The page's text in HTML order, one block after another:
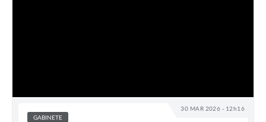
30 MAR 2026 - 12h16
GABINETE